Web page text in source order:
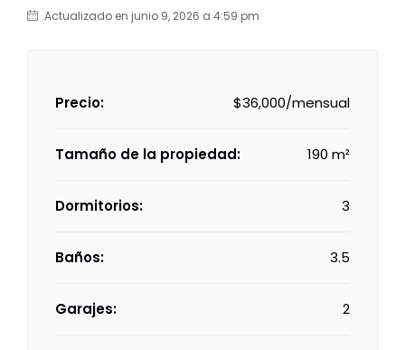
Actualizado en junio 9, 2026 a 4:59 pm
Precio: $36,000/mensual
Tamaño de la propiedad: 190 m²
Dormitorios: 3
Baños: 3.5
Garajes: 2